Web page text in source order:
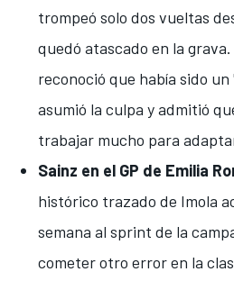
trompeó solo dos vueltas
quedó atascado en la grava
reconoció que había sido un
asumió la culpa y admitió
trabajar mucho para
Sainz en el GP de Emilia
histórico trazado de Imola
semana al sprint de la
cometerotro error en la